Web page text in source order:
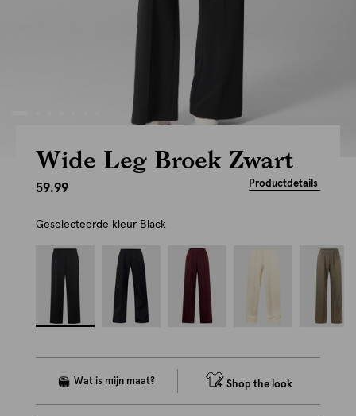
Wide Leg Broek Zwart
59.99 Productdetails
Geselecteerde kleur Black
Shop the look